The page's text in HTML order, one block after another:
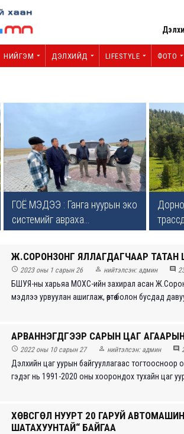
НИЙГЭМ ДЭЛХИЙД LIFESTYLE ФОТО
ГОЁ МЭДЭЭ : Ганга нуурын эко
системийг авраха...
Ж.СОРОНЗОНГ ЯЛЛАГДАГЧААР
 2023 оны 1 сарын 26  нийтэлсэн: админ 
БШУЯ-ны харьяа МОХС-ийн захирал асан
мэдлээ урвуулан ашиглаж, өөртөө болон бусдад
АРВАННЭГДҮГЭЭР САРЫН ЦАГ
 2022 оны 10 сарын 27  нийтэлсэн: админ 
Дэлхийн цаг уурын байгууллагаас
гэдэг нь 1991-2020 оны хоорондох тухайн цаг
ХӨВСГӨЛ НУУРТ 20 ГАРУЙ
ШАТАХУУНТАЙ“ БАЙГАА